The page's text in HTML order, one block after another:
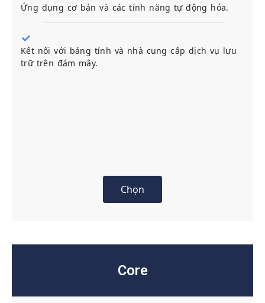
Ứng dụng cơ bản và các tính năng tự động hóa.
Kết nối với bảng tính và nhà cung cấp dịch vụ lưu
trữ trên đám mây.
Chọn
Core